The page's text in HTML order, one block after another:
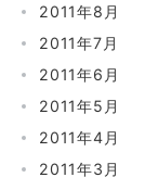
2011年8月
2011年7月
2011年6月
2011年5月
2011年4月
2011年3月